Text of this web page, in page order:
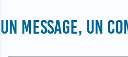
UN MESSAGE, UN